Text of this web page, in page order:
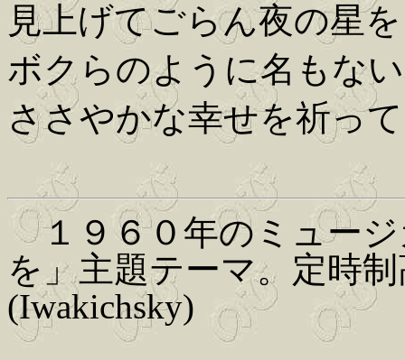
見上げてごらん夜の星を
ボクらのように名もな
ささやかな幸せを祈っ
１９６０年のミュージ
を」主題テーマ。定時
(Iwakichsky)